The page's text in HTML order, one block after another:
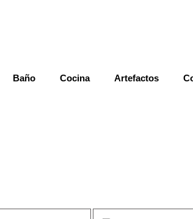
Baño Cocina Artefactos